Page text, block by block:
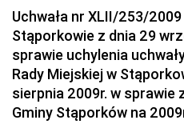
Technologii
Dziennik Urzędowy
Dziennik Urzędowy
Państwowych
Dziennik Urzędowy
Uchwała nr XLII/253/
Stąporkowie z dnia 29
sprawie uchylenia
Rady Miejskiej w
sierpnia 2009r. w sprawie
Gminy Stąporków na